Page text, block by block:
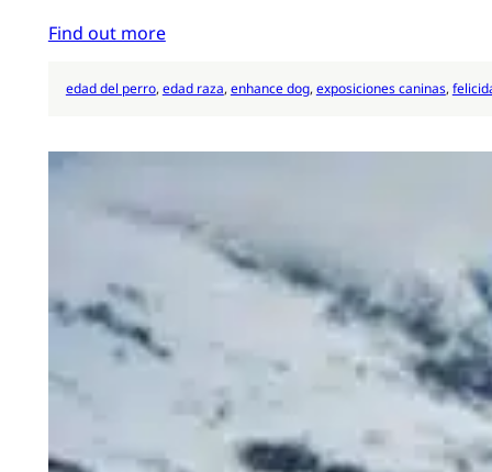
Find out more
edad del perro, edad raza, enhance dog, exposiciones caninas,